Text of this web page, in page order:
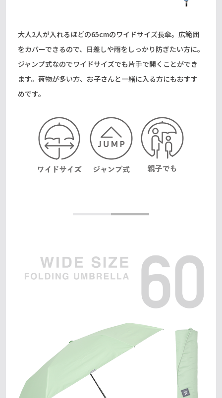
大人2人が入れるほどの65cmのワイドサイズ長傘。広範囲
をカバーできるので、日差しや雨をしっかり防ぎたい方に。
ジャンプ式なのでワイドサイズでも片手で開くことができ
ます。荷物が多い方、お子さんと一緒に入る方にもおすす
めです。